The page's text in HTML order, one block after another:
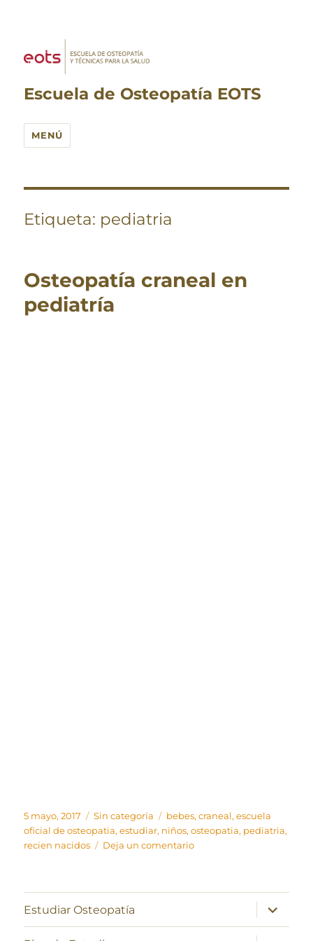
Escuela de Osteopatía EOTS
MENÚ
Etiqueta: pediatria
Osteopatía craneal en
pediatría
Publicado
el
5 mayo, 2017 Categorías
Sin categoría Etiquetas
bebes,craneal,escuela
oficial de osteopatia,estudiar, niños,osteopatia, pediatria,
recien nacidos
Deja un comentarioen
Estudiar Osteopatía
expande
el
menú